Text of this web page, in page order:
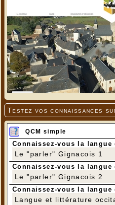
Testez vos connaissances
QCM simple
Connaissez-vous la langue
Le "parler" Gignacois 1
Connaissez-vous la langue
Le "parler" Gignacois 2
Connaissez-vous la langue
Langue et littérature